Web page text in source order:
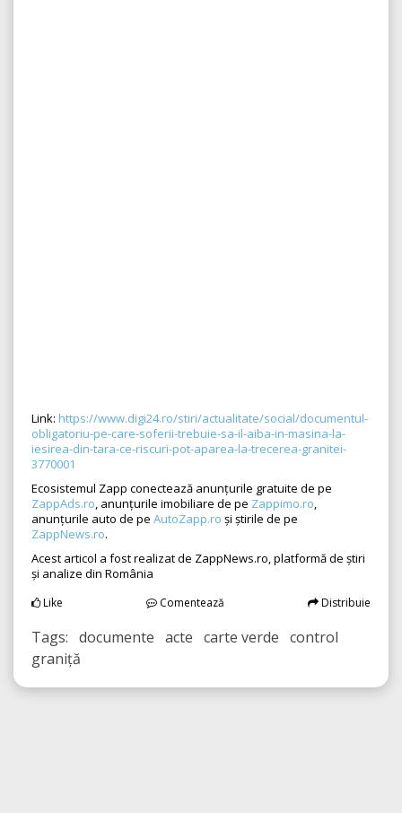
Link: https://www.digi24.ro/stiri/actualitate/social/documentul-
obligatoriu-pe-care-soferii-trebuie-sa-il-aiba-in-masina-la-
iesirea-din-tara-ce-riscuri-pot-aparea-la-trecerea-granitei-
3770001
Ecosistemul Zapp conectează anunțurile gratuite de pe
ZappAds.ro, anunțurile imobiliare de pe Zappimo.ro,
anunțurile auto de pe AutoZapp.ro și știrile de pe
ZappNews.ro.
Acest articol a fost realizat de ZappNews.ro, platformă de știri
și analize din România
Like Comentează Distribuie
Tags: documente acte carte verde control
graniță